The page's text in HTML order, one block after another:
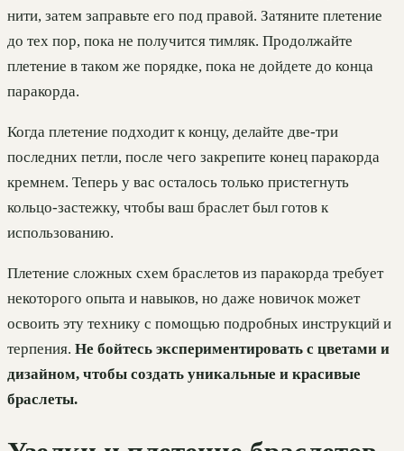
нити, затем заправьте его под правой. Затяните плетение
до тех пор, пока не получится тимляк. Продолжайте
плетение в таком же порядке, пока не дойдете до конца
паракорда.
Когда плетение подходит к концу, делайте две-три
последних петли, после чего закрепите конец паракорда
кремнем. Теперь у вас осталось только пристегнуть
кольцо-застежку, чтобы ваш браслет был готов к
использованию.
Плетение сложных схем браслетов из паракорда требует
некоторого опыта и навыков, но даже новичок может
освоить эту технику с помощью подробных инструкций и
терпения. Не бойтесь экспериментировать с цветами и
дизайном, чтобы создать уникальные и красивые
браслеты.